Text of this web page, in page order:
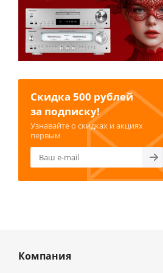
Скидка 500 рублей
за подписку!
Узнавайте о скидках и акциях
первым
Компания